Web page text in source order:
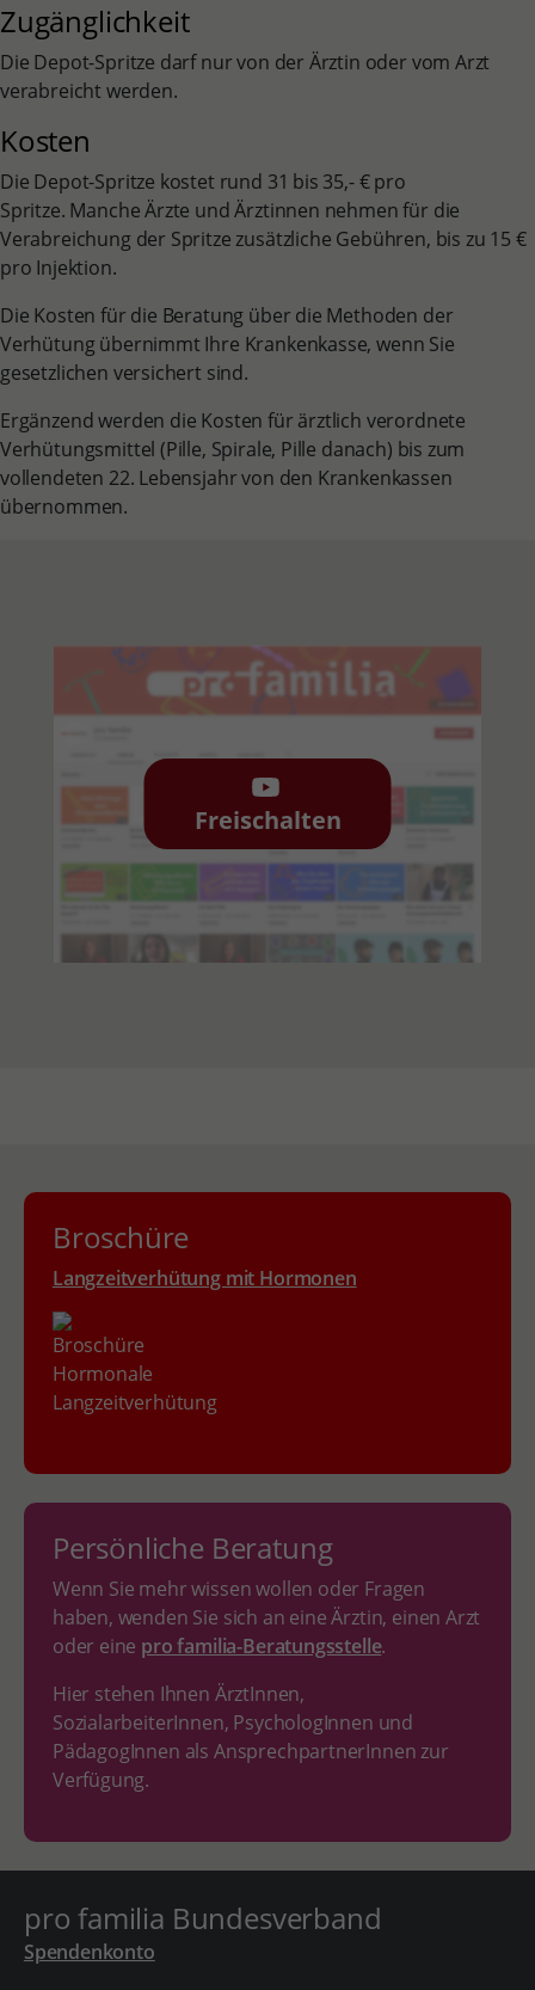
Zugänglichkeit
Die Depot-Spritze darf nur von der Ärztin oder vom Arzt
verabreicht werden.
Kosten
Die Depot-Spritze kostet rund 31 bis 35,- € pro
Spritze. Manche Ärzte und Ärztinnen nehmen für die
Verabreichung der Spritze zusätzliche Gebühren, bis zu 15 €
pro Injektion.
Die Kosten für die Beratung über die Methoden der
Verhütung übernimmt Ihre Krankenkasse, wenn Sie
gesetzlichen versichert sind.
Ergänzend werden die Kosten für ärztlich verordnete
Verhütungsmittel (Pille, Spirale, Pille danach) bis zum
vollendeten 22. Lebensjahr von den Krankenkassen
übernommen.
Freischalten
Broschüre
Langzeitverhütung mit Hormonen
Persönliche Beratung
Wenn Sie mehr wissen wollen oder Fragen
haben, wenden Sie sich an eine Ärztin, einen Arzt
oder eine pro familia-Beratungsstelle.
Hier stehen Ihnen ÄrztInnen,
SozialarbeiterInnen, PsychologInnen und
PädagogInnen als AnsprechpartnerInnen zur
Verfügung.
pro familia Bundesverband
Spendenkonto